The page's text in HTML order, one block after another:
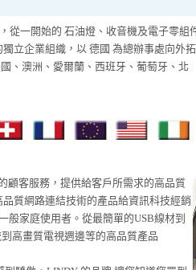
從一開始的 石油燈、收音機及電子零組
立企業組織，以 德國 為總辦事處向外
、澳洲、愛爾蘭、西班牙、葡萄牙、北
顧客服務，提供給客戶所需求的高品質
質網路連結技術的產品給資訊科技經銷
般家庭使用者。從最簡單的USB線材到
高畫質電視週邊等的高品質產品